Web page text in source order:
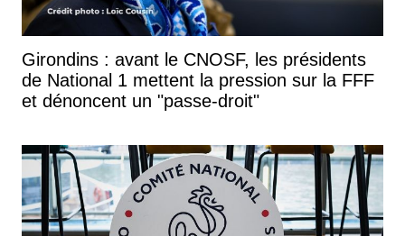
Girondins : avant le CNOSF, les présidents
de National 1 mettent la pression sur la FFF
et dénoncent un "passe-droit"